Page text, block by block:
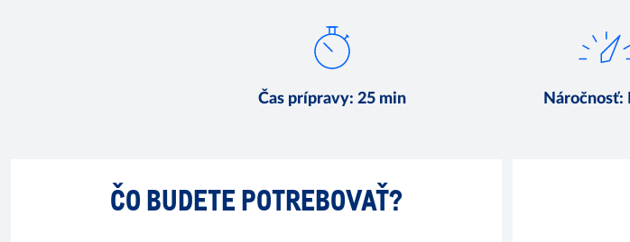
Čas prípravy:25 min Náročnosť:
ČO BUDETE POTREBOVAŤ?